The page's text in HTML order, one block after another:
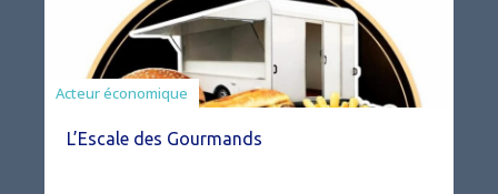
Acteur économique
L’Escale des Gourmands